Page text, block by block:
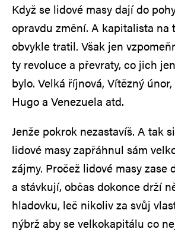
Když se lidové masy dají do
opravdu změní. A kapitalista na
obvykle tratil. Však jen
ty revoluce a převraty, co jich
bylo. Velká říjnová, Vítězný
Hugo a Venezuela atd.
Jenže pokrok nezastavíš. A tak
lidové masy zapřáhnul sám
zájmy. Pročež lidové masy zase
a stávkují, občas dokonce drží
hladovku, leč nikoliv za svůj
nýbrž aby se velkokapitálu co